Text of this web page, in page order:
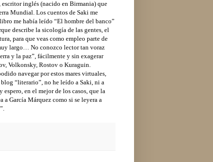
inglés (nacido en Birmania) que
Mundial. Los cuentos de Saki me
me había leído “El hombre del banco”
describe la sicología de las gentes, el
para que veas como empleo parte de
largo… No conozco lector tan voraz
y la paz”, fácilmente y sin exagerar
Volkonsky, Rostov o Kuraguin.
navegar por estos mares virtuales,
blog “literario”, no he leído a Saki, ni a
en el mejor de los casos, que la
a García Márquez como si se leyera a